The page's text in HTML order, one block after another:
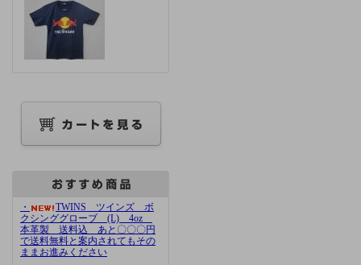
・
TWINS ツインズ ボ
クシンググローブ (L) 4oz
本革製 送料込 あと〇〇〇円
で送料無料と案内されてもその
ままお進みください